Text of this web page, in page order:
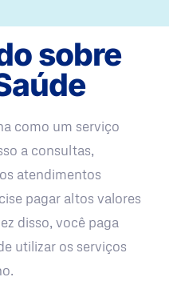
sobre
como um serviço
a consultas,
atendimentos
pagar altos valores
disso, você paga
utilizar os serviços